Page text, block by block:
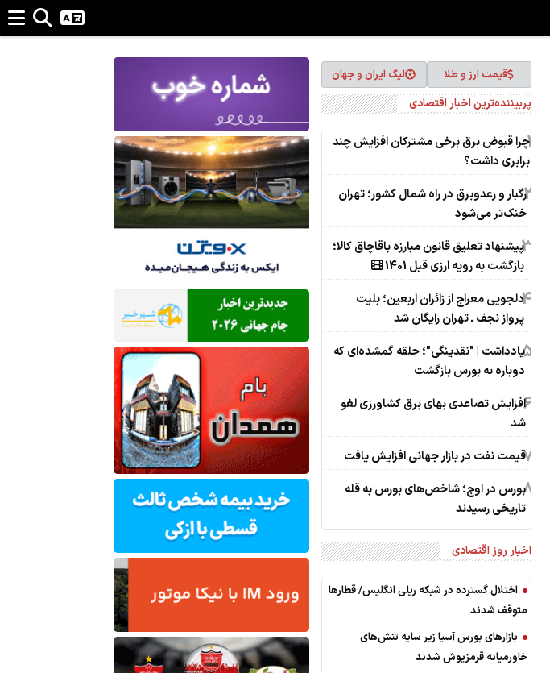
قیمت ارز و طلا لیگ ایران و جهان
پربیننده‌ترین اخبار اقتصادی
1چرا قبوض برق برخی مشترکان افزایش چند
برابری داشت؟
2رگبار و رعدوبرق در راه شمال کشور؛ تهران
خنک‌تر می‌شود
3پیشنهاد تعلیق قانون مبارزه باقاچاق کالا؛
بازگشت به رویه ارزی قبل 1401
4دلجویی معراج از زائران اربعین؛ بلیت
پرواز نجف ـ تهران رایگان شد
5یادداشت | "نقدینگی"؛ حلقه گمشده‌ای که
دوباره به بورس بازگشت
6افزایش تصاعدی بهای برق کشاورزی لغو
شد
7قیمت نفت در بازار جهانی افزایش یافت
8بورس در اوج؛ شاخص‌های بورس به قله
تاریخی رسیدند
اخبار روز اقتصادی
اختلال گسترده در شبکه ریلی انگلیس/ قطارها
متوقف شدند
بازارهای بورس آسیا زیر سایه تنش‌های
خاورمیانه قرمزپوش شدند